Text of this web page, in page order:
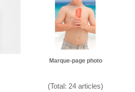
Marque-page photo
(Total: 24 articles)